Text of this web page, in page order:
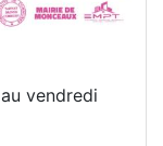
au vendredi